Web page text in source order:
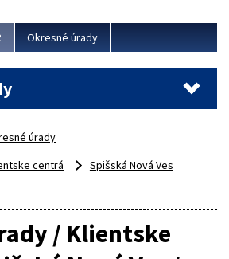
Okresné úrady
úrady
centrá
Spišská Nová Ves
/ Klientske